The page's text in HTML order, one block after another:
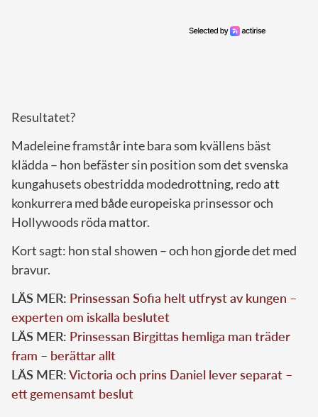
Resultatet?
Madeleine framstår inte bara som kvällens bäst
klädda – hon befäster sin position som det svenska
kungahusets obestridda modedrottning, redo att
konkurrera med både europeiska prinsessor och
Hollywoods röda mattor.
Kort sagt: hon stal showen – och hon gjorde det med
bravur.
LÄS MER: Prinsessan Sofia helt utfryst av kungen –
experten om iskalla beslutet
LÄS MER: Prinsessan Birgittas hemliga man träder
fram – berättar allt
LÄS MER:Victoria och prins Daniel lever separat –
ett gemensamt beslut